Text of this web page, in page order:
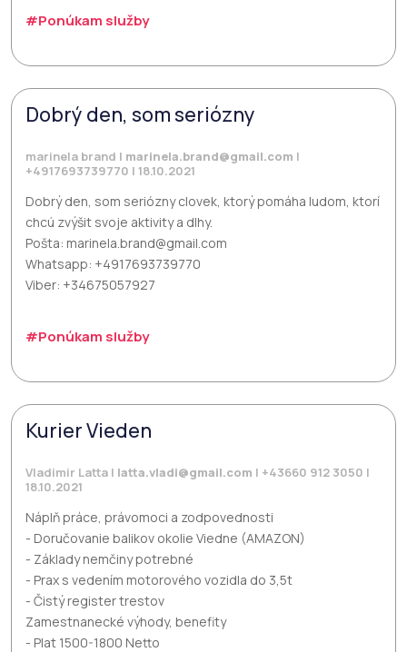
#Ponúkam služby
Dobrý den, som seriózny
marinela brand | marinela.brand@gmail.com |
+4917693739770 | 18.10.2021
Dobrý den, som seriózny clovek, ktorý pomáha ludom, ktorí
chcú zvýšit svoje aktivity a dlhy.
Pošta: marinela.brand@gmail.com
Whatsapp: +4917693739770
Viber: +34675057927
#Ponúkam služby
Kurier Vieden
Vladimir Latta | latta.vladi@gmail.com | +43660 912 3050 |
18.10.2021
Náplň práce, právomoci a zodpovednosti
- Doručovanie balikov okolie Viedne (AMAZON)
- Základy nemčiny potrebné
- Prax s vedením motorového vozidla do 3,5t
- Čistý register trestov
Zamestnanecké výhody, benefity
- Plat 1500-1800 Netto